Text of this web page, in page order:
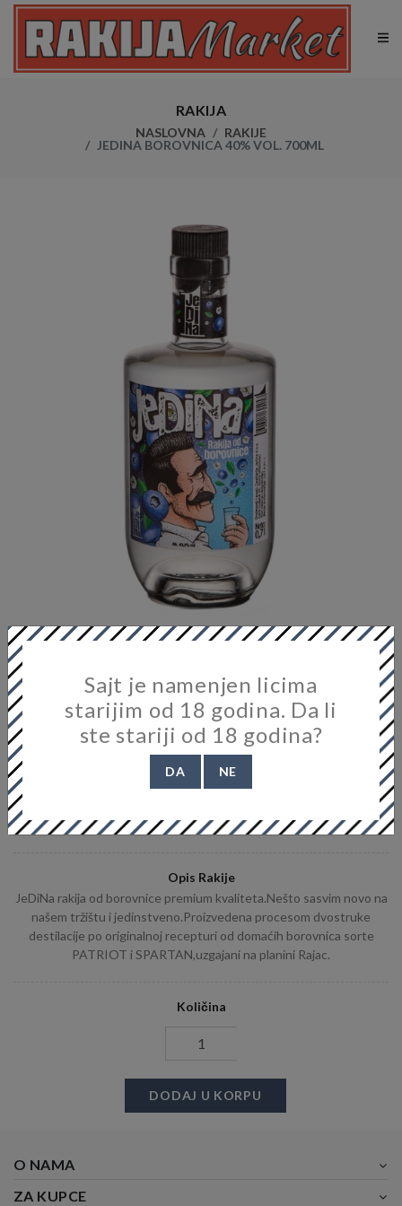
RAKIJA
NASLOVNA
RAKIJE
JEDINA BOROVNICA 40% VOL. 700ML
Destilerija:Destilerija JEDINA
8.800,00 RSD
Voće: Borovnica
Alkohol: 40%
Težina (za isporuku): 1,50KG
Opis Rakije
JeDiNa rakija od borovnice premium kvaliteta.Nešto sasvim novo na
našem tržištu i jedinstveno.Proizvedena procesom dvostruke
destilacije po originalnoj recepturi od domaćih borovnica sorte
PATRIOT i SPARTAN,uzgajani na planini Rajac.
Količina
DODAJ U KORPU
O NAMA
ZA KUPCE
Sajt je namenjen licima
starijim od 18 godina. Da li
ste stariji od 18 godina?
DA NE